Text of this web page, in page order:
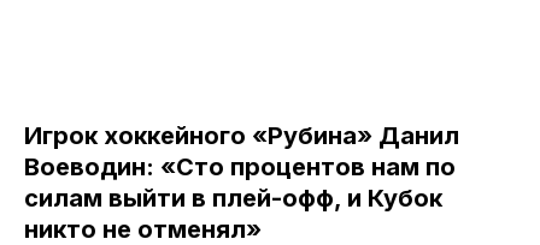
Игрок хоккейного «Рубина» Данил
Воеводин: «Сто процентов нам по
силам выйти в плей-офф, и Кубок
никто не отменял»